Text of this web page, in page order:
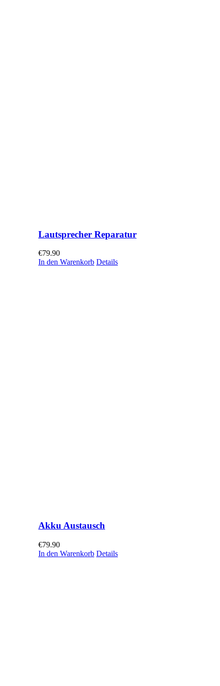
Lautsprecher Reparatur
€79.90
In den Warenkorb Details
Akku Austausch
€79.90
In den Warenkorb Details